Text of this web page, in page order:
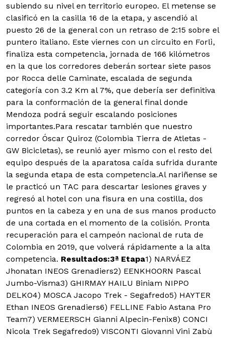
subiendo su nivel en territorio europeo. El metense se
clasificó en la casilla 16 de la etapa, y ascendió al
puesto 26 de la general con un retraso de 2:15 sobre el
puntero italiano. Este viernes con un circuito en Forlì,
finaliza esta competencia, jornada de 166 kilómetros
en la que los corredores deberán sortear siete pasos
por Rocca delle Caminate, escalada de segunda
categoría con 3.2 Km al 7%, que debería ser definitiva
para la conformación de la general final donde
Mendoza podrá seguir escalando posiciones
importantes.Para rescatar también que nuestro
corredor Óscar Quiroz (Colombia Tierra de Atletas -
GW Bicicletas), se reunió ayer mismo con el resto del
equipo después de la aparatosa caída sufrida durante
la segunda etapa de esta competencia.Al nariñense se
le practicó un TAC para descartar lesiones graves y
regresó al hotel con una fisura en una costilla, dos
puntos en la cabeza y en una de sus manos producto
de una cortada en el momento de la colisión. Pronta
recuperación para el campeón nacional de ruta de
Colombia en 2019, que volverá rápidamente a la alta
competencia. Resultados:3ª Etapa1) NARVÁEZ
Jhonatan INEOS Grenadiers2) EENKHOORN Pascal
Jumbo-Visma3) GHIRMAY HAILU Biniam NIPPO
DELKO4) MOSCA Jacopo Trek - Segafredo5) HAYTER
Ethan INEOS Grenadiers6) FELLINE Fabio Astana Pro
Team7) VERMEERSCH Gianni Alpecin-Fenix8) CONCI
Nicola Trek Segafredo9) VISCONTI Giovanni Vini Zabù